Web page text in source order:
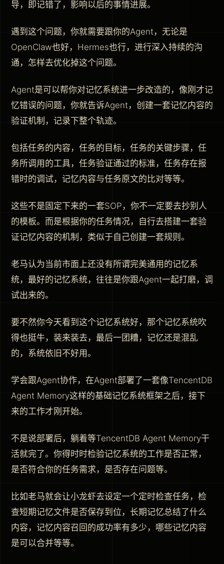
导，即记错了，影响以后的事情进展。
遇到这个问题，你就需要跟你的Agent，无论是
OpenClaw也好，Hermes也行，进行深入持续的沟
通，怎样去优化掉这个问题。
Agent是可以帮你对记忆系统进一步改造的，像刚才记
忆错误的问题，你就告诉Agent，创建一套记忆内容的
验证机制，记录下整个轨迹。
包括任务的内容，任务的目标，任务的关键步骤，任
务所调用的工具，任务验证通过的标准，任务存在报
错时的调试，记忆内容与任务原文的比对等等。
这些不是固定下来的一套SOP，你不一定要去抄别人
的模板。而是根据你的任务情况，自行去搭建一套验
证记忆内容的机制，类似于自己创建一套规则。
老马认为当前市面上还没有所谓完美通用的记忆系
统，最好的记忆系统，往往是你跟Agent一起打磨，调
试出来的。
要不然你今天看到这个记忆系统好，那个记忆系统吹
得也挺牛，装来装去，最后一团糟，记忆还是混乱
的，系统依旧不好用。
学会跟Agent协作，在Agent部署了一套像TencentDB
Agent Memory这样的基础记忆系统框架之后，接下
来的工作才刚开始。
不是说部署后，躺着等TencentDB Agent Memory干
活就完了。你得时时检验记忆系统的工作是否正常，
是否符合你的任务需求，是否存在问题等。
比如老马就会让小龙虾去设定一个定时检查任务，检
查短期记忆文件是否保存到位，长期记忆总结了什么
内容，记忆内容召回的成功率有多少，哪些记忆内容
是可以合并等等。